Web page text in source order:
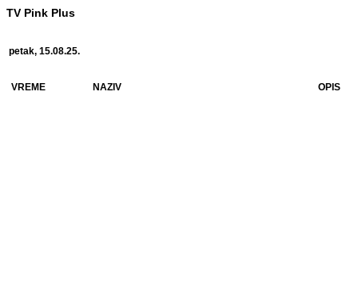
TV Pink Plus
petak, 15.08.25.
VREME NAZIV OPIS